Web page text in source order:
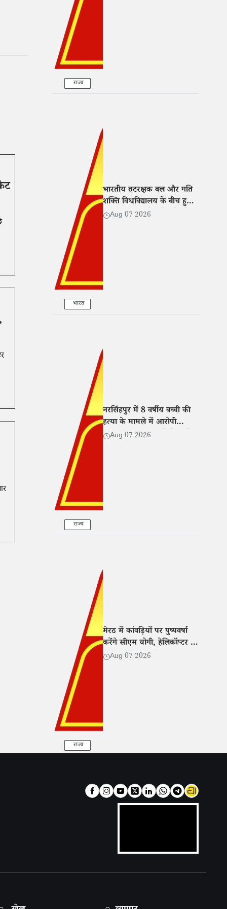
राज्य
भारत
भारतीय तटरक्षक बल और गति
शक्ति विश्वविद्यालय के बीच हुआ
MoU, शिक्षा और शोध में बढ़ेगा
Aug 07 2026
राज्य
नरसिंहपुर में 8 वर्षीय बच्ची की
हत्या के मामले में आरोपी
गिरफ्तार, न्यायालय ने भेजा जेल
Aug 07 2026
राज्य
मेरठ में कांवड़ियों पर पुष्पवर्षा
करेंगे सीएम योगी, हेलिकॉप्टर से
करेंगे यात्रा मार्ग का हवाई
Aug 07 2026